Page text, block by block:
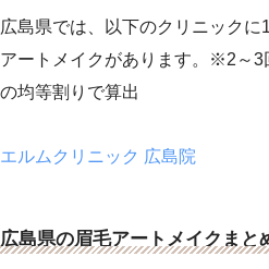
広島県では、以下のクリニック
アートメイクがあります。※2～3
の均等割りで算出
エルムクリニック 広島院
広島県の眉毛アートメイクまと